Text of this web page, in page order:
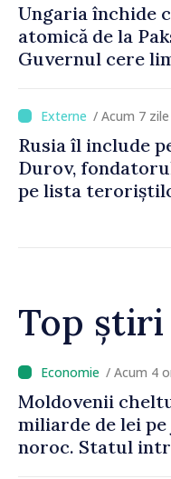
Ungaria închide
atomică de la
Guvernul cere
/ Acum 7 zile
Rusia îl include
Durov,
pe lista
Top știri
/ Acum 4
Moldovenii
miliarde de lei
noroc. Statul